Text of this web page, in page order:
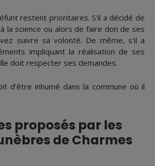
restent prioritaires. S'il a décidé de
la science ou alors de faire don de ses
suivre sa volonté. De même, s'il a
impliquant la réalisation de ses
doit respecter ses demandes.
d’être inhumé dans la commune où il
proposés par les
de Charmes